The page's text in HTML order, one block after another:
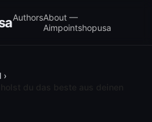
AuthorsAbout —
Aimpointshopusa
›